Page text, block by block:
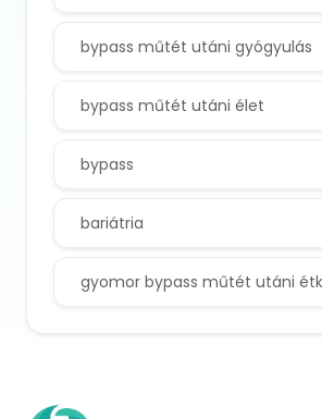
bypass műtét utáni gyógyulás
bypass műtét utáni élet
bypass
bariátria
gyomor bypass műtét utáni